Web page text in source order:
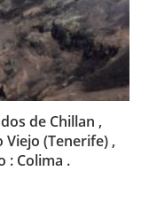
de Chillan ,
Viejo (Tenerife) ,
: Colima .